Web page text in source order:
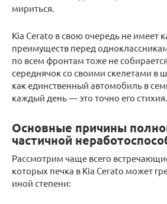
мириться.
Kia Cerato в свою очередь не имеет
преимуществ перед
по всем фронтам тоже не
середнячок со своими скелетами в
как единственный автомобиль в
каждый день — это точно его стихия.
Основные причины
частичной
Рассмотрим чаще всего
которых печка в Kia Cerato может
иной степени: